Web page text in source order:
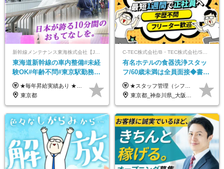
新幹線メンテナンス東海株式会社【JR東海グループ】
東海道新幹線の車内整備#未経
験OK#年齢不問#東京駅勤務
#59歳まで正社員登用可＆登用
実績多数！
★毎年昇給実績あり ★入社3年で430万円も可(正社員登用された場合) ■入社時月収例：25万2840円(1万2040円×21日)＋賞与支給実績有（年2回・2025年度） 日給1万2040円 ※別途「超過勤務手当、祝繁手当、特殊手当」の支給有 ※試用期間中（2ヶ月）の待遇・雇用形態に差異はございません
東京都
有名ホテルの食器洗浄スタッ
フ/60歳未満は全員面接◆書類
選考なし◆ブランクOK◆月25
万～ ◆40～50代活躍
★スタッフ管理（シフト調整など）の経験があれば【月給28万円以上】 ★賞与支給実績：基本給の2ヶ月分～3ヶ月分 ＝＝ライフスタイルに合わせて働き方を選べます＝＝ ■正社員 ＜未経験者＞月給25万円～35万円＋賞与年2回 ＜経験者＞月給28万円～35万円＋賞与年2回 ※経験やスキルに応じて決定します ※残業代全額支給 ※試用期間（3ヶ月間）中の雇用形態や待遇に差異はありません ※正社員の場合、転勤の可能性あり ■契約社員 月給22万円～＋残業代全額支給 ※契約社員の場合、賞与の支給および転勤の可能性はありません ※勤務時間や勤務日数の希望があればご相談に応じます ※試用期間なし ※契約の更新 有(勤務状況により判断する) 更新上限 有(通算契約期間の上限 1年/更新回数の上限 なし)
東京都_神奈川県_大阪府_愛知県_北海道_京都府_福岡県_沖縄県